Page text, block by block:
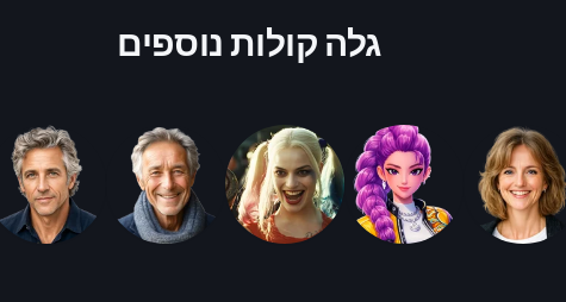
גלה קולות נוספים